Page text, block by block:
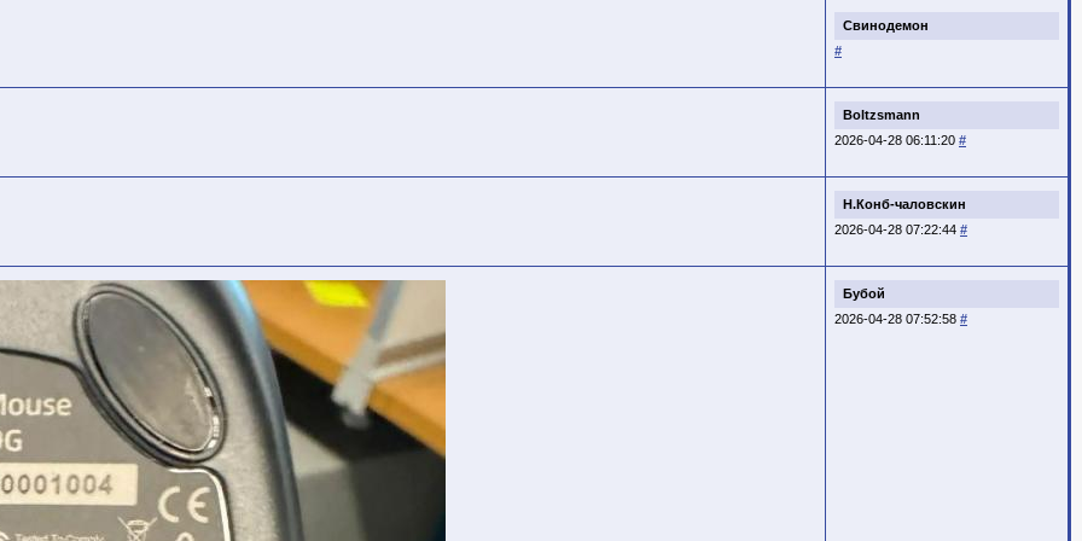
Свинодемон
#
Boltzsmann
2026-04-28 06:11:20 #
Н.Конб-чаловскин
2026-04-28 07:22:44 #
Бубой
2026-04-28 07:52:58 #